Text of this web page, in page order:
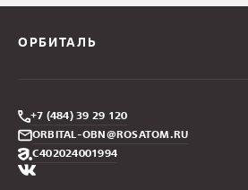
ОРБИТАЛЬ
+7 (484) 39 29 120
ORBITAL-OBN@ROSATOM.RU
С402024001994